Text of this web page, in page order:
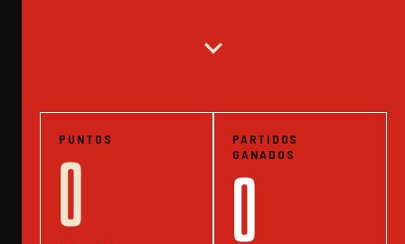
expand_more
PUNTOS
0
PARTIDOS
GANADOS
0